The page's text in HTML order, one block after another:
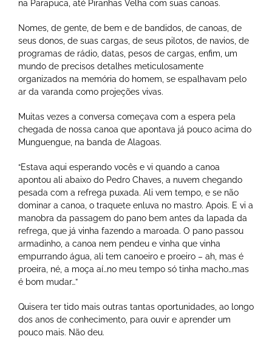
na Parapuca, até Piranhas Velha com suas canoas.
Nomes, de gente, de bem e de bandidos, de canoas, de
seus donos, de suas cargas, de seus pilotos, de navios, de
programas de rádio, datas, pesos de cargas, enfim, um
mundo de precisos detalhes meticulosamente
organizados na memória do homem, se espalhavam pelo
ar da varanda como projeções vivas.
Muitas vezes a conversa começava com a espera pela
chegada de nossa canoa que apontava já pouco acima do
Munguengue, na banda de Alagoas.
“Estava aqui esperando vocês e vi quando a canoa
apontou ali abaixo do Pedro Chaves, a nuvem chegando
pesada com a refrega puxada. Ali vem tempo, e se não
dominar a canoa, o traquete enluva no mastro. Apois. E vi a
manobra da passagem do pano bem antes da lapada da
refrega, que já vinha fazendo a maroada. O pano passou
armadinho, a canoa nem pendeu e vinha que vinha
empurrando água, ali tem canoeiro e proeiro – ah, mas é
proeira, né, a moça aí…no meu tempo só tinha macho…mas
é bom mudar…”
Quisera ter tido mais outras tantas oportunidades, ao longo
dos anos de conhecimento, para ouvir e aprender um
pouco mais. Não deu.